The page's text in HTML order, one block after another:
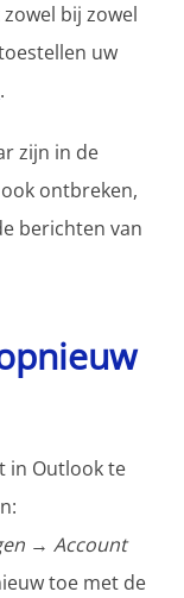
bij zowel
uw
.
zijn in de
ontbreken,
berichten van
in Outlook te
→ Account
toe met de